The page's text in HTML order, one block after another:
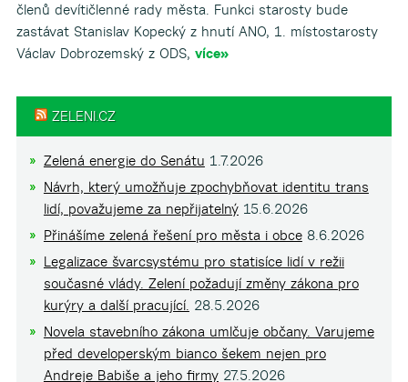
členů devítičlenné rady města. Funkci starosty bude
zastávat Stanislav Kopecký z hnutí ANO, 1. místostarosty
Václav Dobrozemský z ODS, více»
ZELENI.CZ
Zelená energie do Senátu 1.7.2026
Návrh, který umožňuje zpochybňovat identitu trans
lidí, považujeme za nepřijatelný 15.6.2026
Přinášíme zelená řešení pro města i obce 8.6.2026
Legalizace švarcsystému pro statisíce lidí v režii
současné vlády. Zelení požadují změny zákona pro
kurýry a další pracující. 28.5.2026
Novela stavebního zákona umlčuje občany. Varujeme
před developerským bianco šekem nejen pro
Andreje Babiše a jeho firmy 27.5.2026